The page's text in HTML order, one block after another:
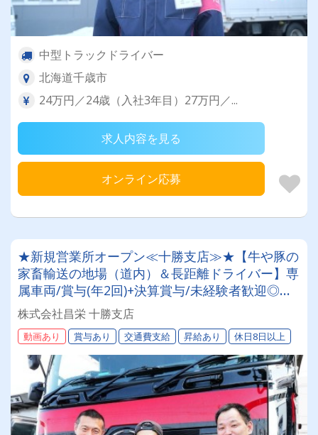
中型トラックドライバー
北海道千歳市
24万円／24歳（入社3年目）27万円／...
求人内容を見る
オンライン応募
★新規営業所オープン≪十勝支店≫★【牛や豚の
家畜輸送の地場（道内）＆長距離ドライバー】専
属車両/賞与(年2回)+決算賞与/未経験者歓迎◎お
取引先は全農グループなど大手企業様。安定・安
心の待遇です☆当社独自の待遇☆燃費ランキング
上位14位には毎月最大4万円～4000円支給♪
株式会社昌栄 十勝支店
動画あり 賞与あり 交通費支給 昇給あり 休日8日以上